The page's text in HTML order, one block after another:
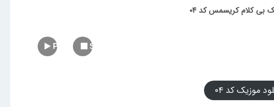
بی کلام کریسمس کد ۰۴
Play Stop
موزیک کد ۰۴